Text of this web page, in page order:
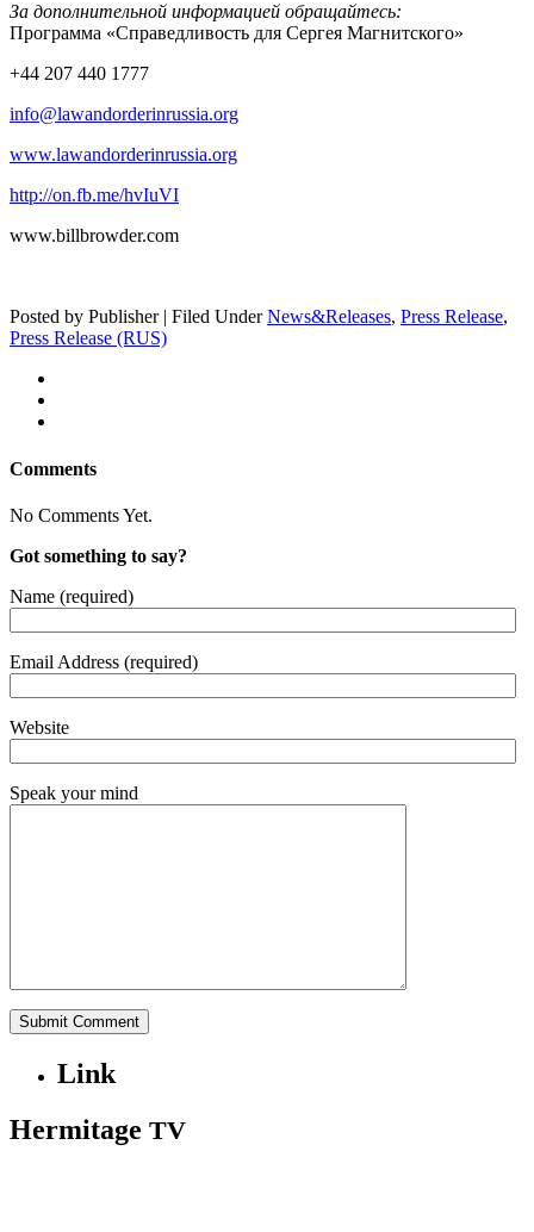
За дополнительной информацией обращайтесь:
Программа «Справедливость для Сергея Магнитского»
+44 207 440 1777
info@lawandorderinrussia.org
www.lawandorderinrussia.org
http://on.fb.me/hvIuVI
www.billbrowder.com
Posted by Publisher | Filed UnderNews&Releases, Press Release,
Press Release (RUS)
Comments
No Comments Yet.
Got something to say?
Name (required)
Email Address (required)
Website
Speak your mind
Link
Hermitage TV